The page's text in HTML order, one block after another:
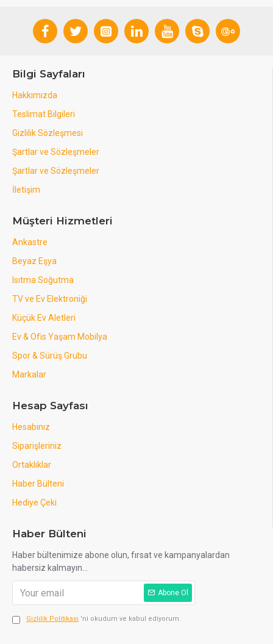
Bilgi Sayfaları
Hakkımızda
Teslimat Bilgileri
Gizlilik Sözleşmesi
Şartlar ve Sözleşmeler
Şartlar ve Sözleşmeler
İletişim
Müşteri Hizmetleri
Ankastre
Beyaz Eşya
Isıtma Soğutma
TV ve Ev Elektroniği
Küçük Ev Aletleri
Ev & Ofis Yaşam Mobilya
Spor & Sürüş Grubu
Markalar
Hesap Sayfası
Hesabınız
Siparişleriniz
Ortaklıklar
Haber Bülteni
Hediye Çeki
Haber Bülteni
Haber bültenimize abone olun, fırsat ve kampanyalardan
habersiz kalmayın...
Abone Ol
Gizlilik Politikası 'ni okudum ve kabul ediyorum.